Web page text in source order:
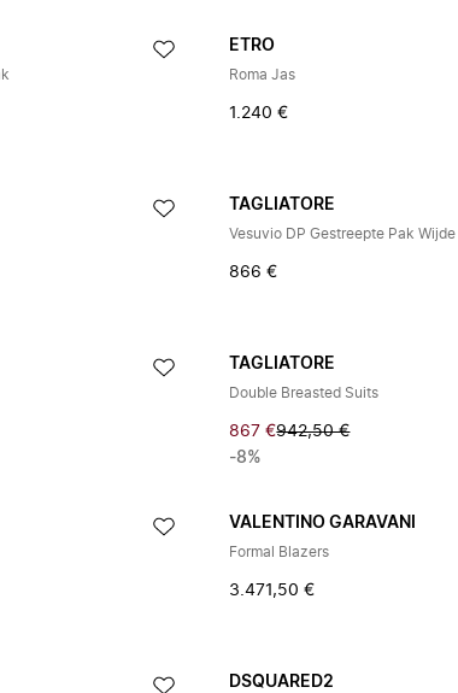
ETRO
Roma Jas
1.240 €
TAGLIATORE
Vesuvio DP Gestreepte Pak
866 €
TAGLIATORE
Double Breasted Suits
867 €942,50 €
-8%
VALENTINO GARAVANI
Formal Blazers
3.471,50 €
DSQUARED2